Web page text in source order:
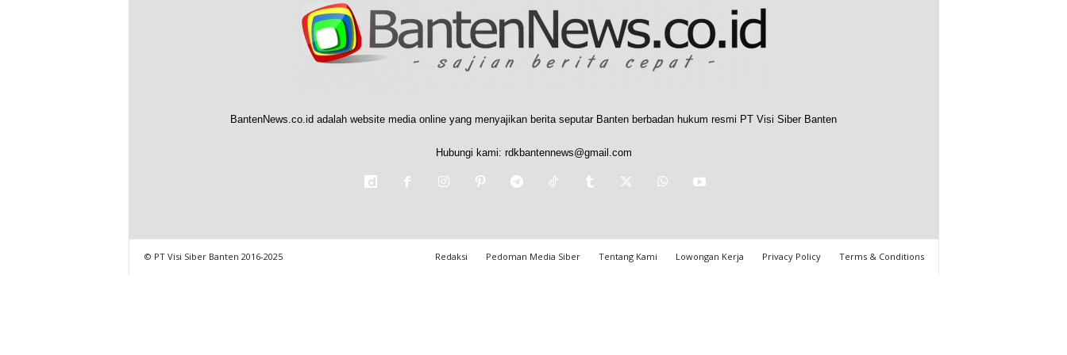
BantenNews.co.id adalah website media online yang menyajikan berita seputar Banten berbadan hukum resmi PT Visi Siber Banten
Hubungi kami: rdkbantennews@gmail.com
Redaksi Pedoman Media Siber Tentang Kami Lowongan Kerja Privacy Policy Terms & Conditions
© PT Visi Siber Banten 2016-2025